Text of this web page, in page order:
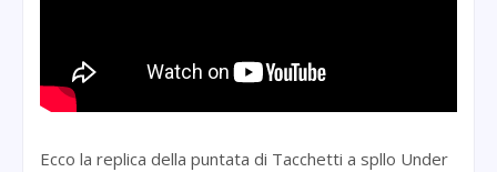
Ecco la replica della puntata di Tacchetti a spllo Under